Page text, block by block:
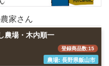
家さん
農場・木内順一
登録商品数:15
農場: 長野県飯山市